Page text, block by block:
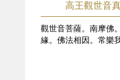
高王觀世音
觀世音菩薩。南摩佛
緣。佛法相因。常樂